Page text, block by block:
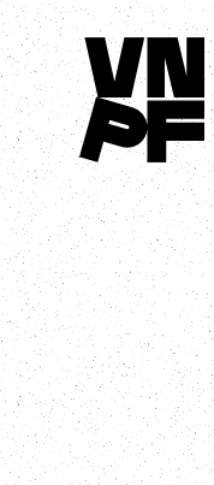
Terug naar